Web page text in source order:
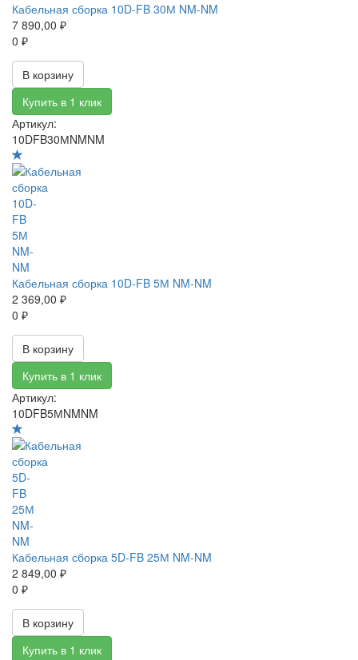
Кабельная сборка 10D-FB 30М NM-NM
7 890,00 ₽
0 ₽
В корзину
Купить в 1 клик
Артикул:
10DFB30МNMNM
Кабельная сборка 10D-FB 5М NM-NM
2 369,00 ₽
0 ₽
В корзину
Купить в 1 клик
Артикул:
10DFB5МNMNM
Кабельная сборка 5D-FB 25М NM-NM
2 849,00 ₽
0 ₽
В корзину
Купить в 1 клик